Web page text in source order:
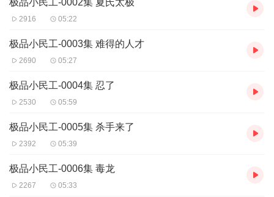
比如超级减肥药、超级解酒药，乃至可以治好艾滋病、各种癌症的
欣赏全世界的美女，
享受全世界的崇拜，
成为真正的无冕之王。
极品小民工-0002集 夏氏太极
2916 05:22
极品小民工-0003集 难得的人才
2690 05:27
极品小民工-0004集 忍了
2530 05:59
极品小民工-0005集 杀手来了
2392 05:39
极品小民工-0006集 毒龙
2267 05:33